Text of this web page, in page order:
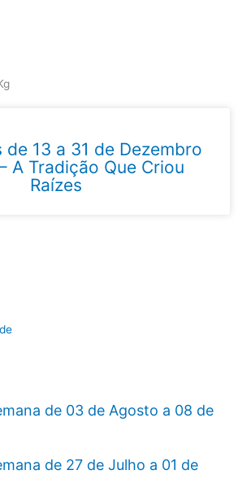
13 a 31 de Dezembro
A Tradição Que Criou
Raízes
de 03 de Agosto a 08 de
de 27 de Julho a 01 de